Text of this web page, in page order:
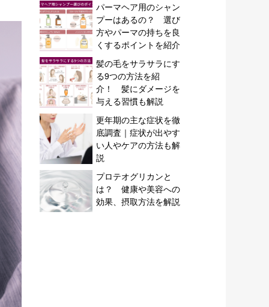
パーマヘア用のシャン
プーはあるの？ 選び
方やパーマの持ちを良
くするポイントを紹介
髪の毛をサラサラにす
る9つの方法を紹
介！ 髪にダメージを
与える習慣も解説
更年期の主な症状を徹
底調査｜症状が出やす
い人やケアの方法も解
説
プロテオグリカンと
は？ 健康や美容への
効果、摂取方法を解説